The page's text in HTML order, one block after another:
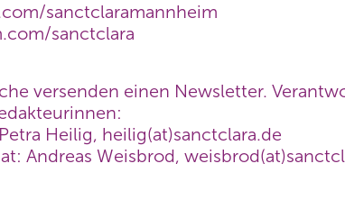
sanctclaramannheim
sanctclara
versenden einen Newsletter.
Heilig, heilig(at)sanctclara.de
Andreas Weisbrod,